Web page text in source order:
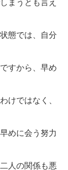
まうとも言え
態では、自分
すから、早め
けではなく、
めに会う努力
人の関係も悪